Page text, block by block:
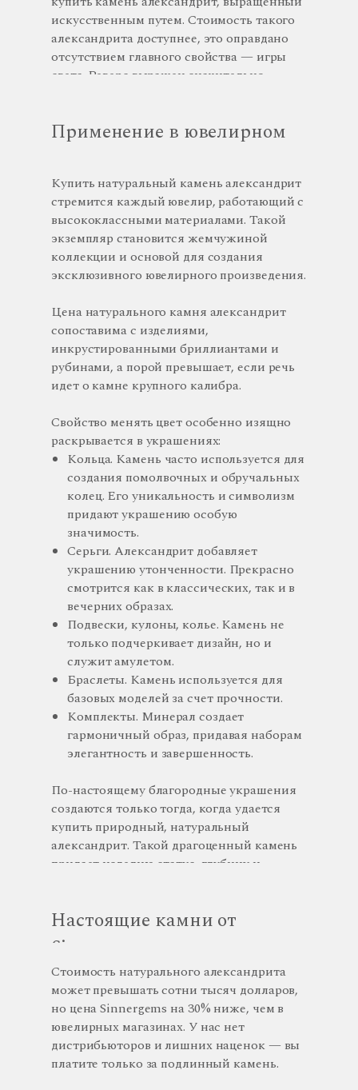
искусственным путем. Стоимость такого
александрита доступнее, это оправдано
отсутствием главного свойства — игры
света. Реверс выражен значительно
натуральному александриту.
Применение в ювелирном
Купить натуральный камень александрит
стремится каждый ювелир, работающий с
высококлассными материалами. Такой
экземпляр становится жемчужиной
коллекции и основой для создания
эксклюзивного ювелирного произведения.
Цена натурального камня александрит
сопоставима с изделиями,
инкрустированными бриллиантами и
рубинами, а порой превышает, если речь
идет о камне крупного калибра.
Свойство менять цвет особенно изящно
раскрывается в украшениях:
Кольца. Камень часто используется для
создания помолвочных и обручальных
колец. Его уникальность и символизм
придают украшению особую
значимость.
Серьги. Александрит добавляет
украшению утонченности. Прекрасно
смотрится как в классических, так и в
вечерних образах.
Подвески, кулоны, колье. Камень не
только подчеркивает дизайн, но и
служит амулетом.
Браслеты. Камень используется для
базовых моделей за счет прочности.
Комплекты. Минерал создает
гармоничный образ, придавая наборам
элегантность и завершенность.
По-настоящему благородные украшения
создаются только тогда, когда удается
купить природный, натуральный
александрит. Такой драгоценный камень
придает изделию статус, глубину и
Настоящие камни от
Sinnergems
Стоимость натурального александрита
может превышать сотни тысяч долларов,
но цена Sinnergems на 30% ниже, чем в
ювелирных магазинах. У нас нет
дистрибьюторов и лишних наценок — вы
платите только за подлинный камень.